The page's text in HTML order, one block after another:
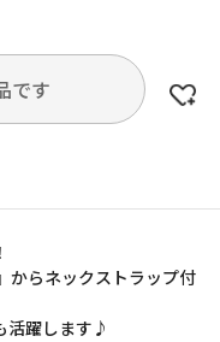
です
からネックストラップ付
活躍します♪